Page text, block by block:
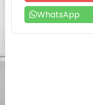
WhatsApp